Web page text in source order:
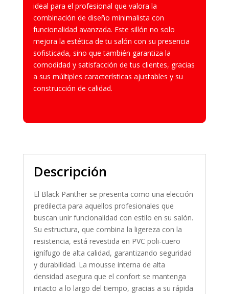
ideal para el profesional que valora la
combinación de diseño minimalista con
funcionalidad avanzada. Este sillón no solo
mejora la estética de tu salón con su presencia
sofisticada, sino que también garantiza la
comodidad y satisfacción de tus clientes, gracias
a sus múltiples características ajustables y su
construcción de calidad.
Descripción
El Black Panther se presenta como una elección
predilecta para aquellos profesionales que
buscan unir funcionalidad con estilo en su salón.
Su estructura, que combina la ligereza con la
resistencia, está revestida en PVC poli-cuero
ignífugo de alta calidad, garantizando seguridad
y durabilidad. La mousse interna de alta
densidad asegura que el confort se mantenga
intacto a lo largo del tiempo, gracias a su rápida